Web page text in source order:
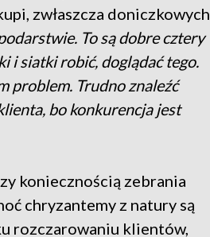
zwłaszcza doniczkowych.
To są dobre cztery
i siatki robić, doglądać tego.
problem. Trudno znaleźć
bo konkurencja jest
koniecznością zebrania
chryzantemy z natury są
rozczarowaniu klientów,